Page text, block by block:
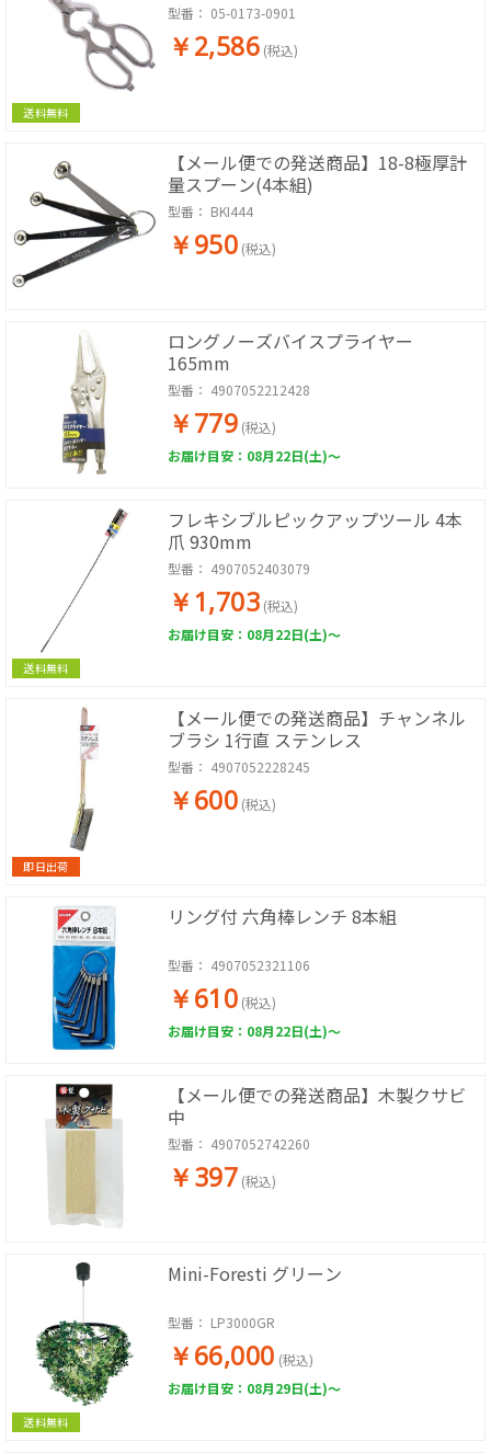
送料無料
型番： 05-0173-0901
￥2,586 (税込)
【メール便での発送商品】18-8極厚計
量スプーン(4本組)
型番： BKI444
￥950 (税込)
ロングノーズバイスプライヤー
165mm
型番： 4907052212428
￥779 (税込)
お届け目安：08月22日(土)～
送料無料
フレキシブルピックアップツール 4本
爪 930mm
型番： 4907052403079
￥1,703 (税込)
お届け目安：08月22日(土)～
即日出荷
【メール便での発送商品】チャンネル
ブラシ 1行直 ステンレス
型番： 4907052228245
￥600 (税込)
リング付 六角棒レンチ 8本組
型番： 4907052321106
￥610 (税込)
お届け目安：08月22日(土)～
【メール便での発送商品】木製クサビ
中
型番： 4907052742260
￥397 (税込)
送料無料
Mini-Foresti グリーン
型番： LP3000GR
￥66,000 (税込)
お届け目安：08月29日(土)～